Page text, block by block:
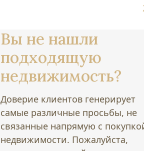
Вы не нашли
подходящую
недвижимость?
Доверие клиентов генерирует
самые различные просьбы, не
связанные напрямую с
недвижимости. Пожалуйста,